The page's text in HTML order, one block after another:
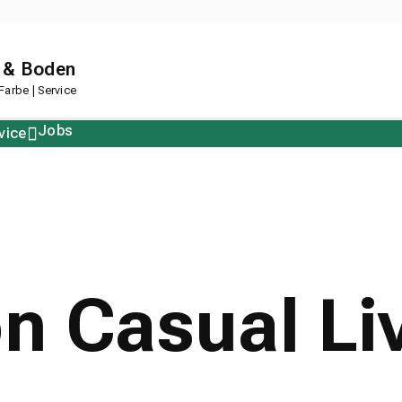
Boden
| Service
Jobs
Casual